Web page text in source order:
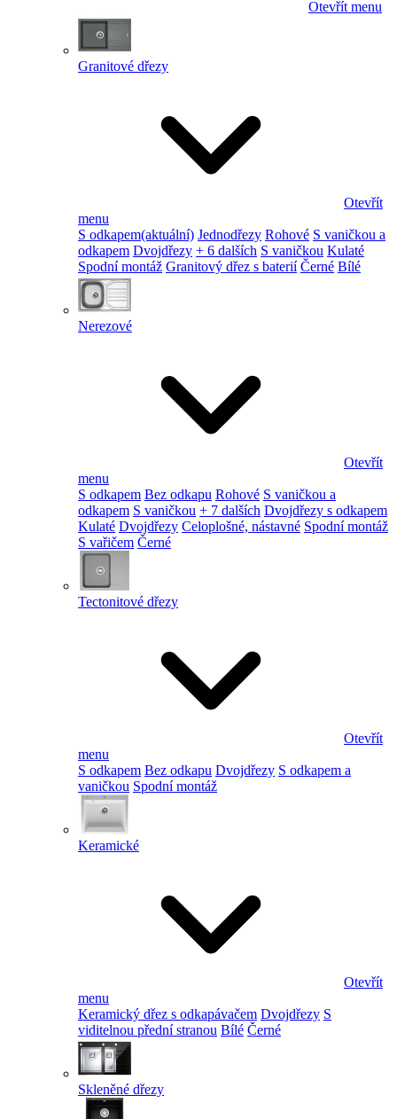
Otevřít menu
Granitové dřezy
Otevřít
menu
S odkapem(aktuální) Jednodřezy Rohové S vaničkou a
odkapem Dvojdřezy + 6 dalších S vaničkou Kulaté
Spodní montáž Granitový dřez s baterií Černé Bílé
Nerezové
Otevřít
menu
S odkapem Bez odkapu Rohové S vaničkou a
odkapem S vaničkou + 7 dalších Dvojdřezy s odkapem
Kulaté Dvojdřezy Celoplošné, nástavné Spodní montáž
S vařičem Černé
Tectonitové dřezy
Otevřít
menu
S odkapem Bez odkapu Dvojdřezy S odkapem a
vaničkou Spodní montáž
Keramické
Otevřít
menu
Keramický dřez s odkapávačem Dvojdřezy S
viditelnou přední stranou Bílé Černé
Skleněné dřezy